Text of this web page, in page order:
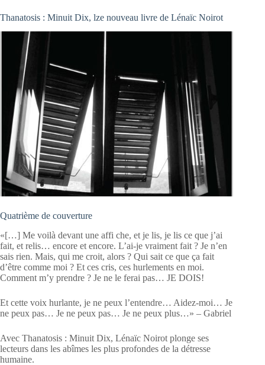
Thanatosis : Minuit Dix, lze nouveau livre de Lénaïc Noirot
Quatrième de couverture
«[…] Me voilà devant une affi che, et je lis, je lis ce que j’ai
fait, et relis… encore et encore. L’ai-je vraiment fait ? Je n’en
sais rien. Mais, qui me croit, alors ? Qui sait ce que ça fait
d’être comme moi ? Et ces cris, ces hurlements en moi.
Comment m’y prendre ? Je ne le ferai pas… JE DOIS!
Et cette voix hurlante, je ne peux l’entendre… Aidez-moi… Je
ne peux pas… Je ne peux pas… Je ne peux plus…» – Gabriel
Avec Thanatosis : Minuit Dix, Lénaïc Noirot plonge ses
lecteurs dans les abîmes les plus profondes de la détresse
humaine.